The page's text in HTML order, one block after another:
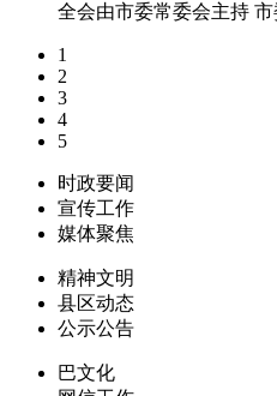
全会由市委常委会主持
1
2
3
4
5
时政要闻
宣传工作
媒体聚焦
精神文明
县区动态
公示公告
巴文化